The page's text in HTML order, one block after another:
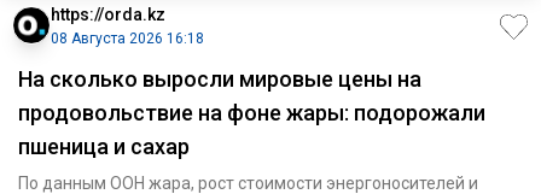
https://orda.kz
08 Августа 2026 16:18
На сколько выросли мировые цены на
продовольствие на фоне жары: подорожали
пшеница и сахар
По данным ООН жара, рост стоимости энергоносителей и